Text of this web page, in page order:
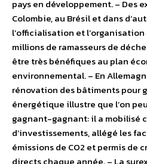
pays en développement. – Des
Colombie, au Brésil et dans
l’officialisation et l’organisation
millions de ramasseurs de
être très bénéfiques au plan
environnemental. – En
rénovation des bâtiments pour
énergétique illustre que l’on
gagnant-gagnant: il a mobilisé
d’investissements, allégé les
émissions de CO2 et permis de
directs chaque année. – La